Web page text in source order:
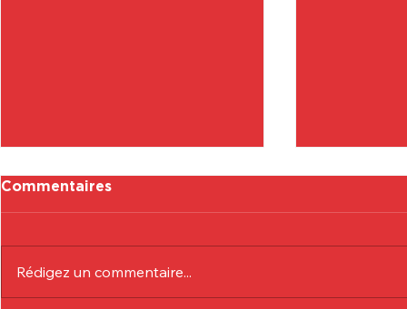
Commentaires
Rédigez un commentaire...